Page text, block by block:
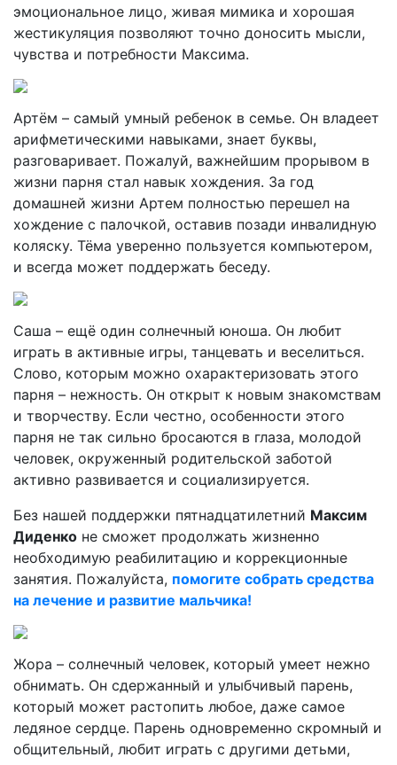
эмоциональное лицо, живая мимика и хорошая
жестикуляция позволяют точно доносить мысли,
чувства и потребности Максима.
Артём – самый умный ребенок в семье. Он владеет
арифметическими навыками, знает буквы,
разговаривает. Пожалуй, важнейшим прорывом в
жизни парня стал навык хождения. За год
домашней жизни Артем полностью перешел на
хождение с палочкой, оставив позади инвалидную
коляску. Тёма уверенно пользуется компьютером,
и всегда может поддержать беседу.
Саша – ещё один солнечный юноша. Он любит
играть в активные игры, танцевать и веселиться.
Слово, которым можно охарактеризовать этого
парня – нежность. Он открыт к новым знакомствам
и творчеству. Если честно, особенности этого
парня не так сильно бросаются в глаза, молодой
человек, окруженный родительской заботой
активно развивается и социализируется.
Без нашей поддержки пятнадцатилетний Максим
Диденко не сможет продолжать жизненно
необходимую реабилитацию и коррекционные
занятия. Пожалуйста, помогите собрать средства
на лечение и развитие мальчика!
Жора – солнечный человек, который умеет нежно
обнимать. Он сдержанный и улыбчивый парень,
который может растопить любое, даже самое
ледяное сердце. Парень одновременно скромный и
общительный, любит играть с другими детьми,